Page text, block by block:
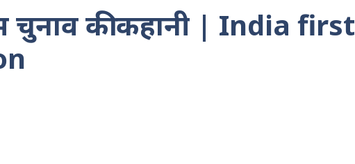
की कहानी | India first